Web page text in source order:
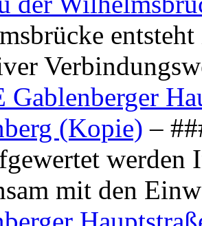
Gablenberger
(Kopie) –
werden
mit den